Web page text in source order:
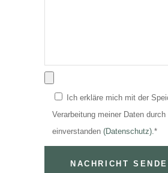
Ich erkläre mich mit der
Verarbeitung meiner Daten
einverstanden (Datenschutz).*